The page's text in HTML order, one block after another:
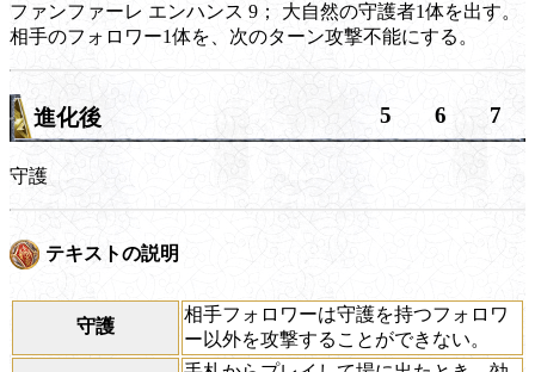
ファンファーレ エンハンス 9； 大自然の守護者1体を出す。
相手のフォロワー1体を、次のターン攻撃不能にする。
進化後 5 6 7
守護
テキストの説明
守護
相手フォロワーは守護を持つフォロワ
ー以外を攻撃することができない。